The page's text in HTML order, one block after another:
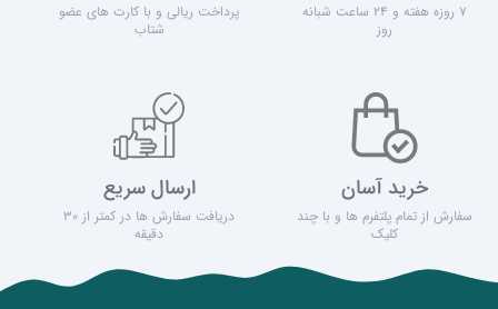
7 روزه هفته و 24 ساعت شبانه
روز
پرداخت ریالی و با کارت های عضو
شتاب
خرید آسان
سفارش از تمام پلتفرم ها و با چند
کلیک
ارسال سریع
دریافت سفارش ها در کمتر از 30
دقیقه